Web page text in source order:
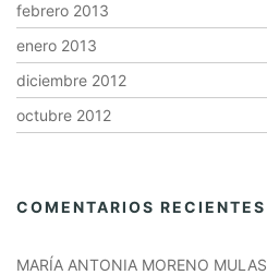
febrero 2013
enero 2013
diciembre 2012
octubre 2012
COMENTARIOS RECIENTES
MARÍA ANTONIA MORENO MULAS